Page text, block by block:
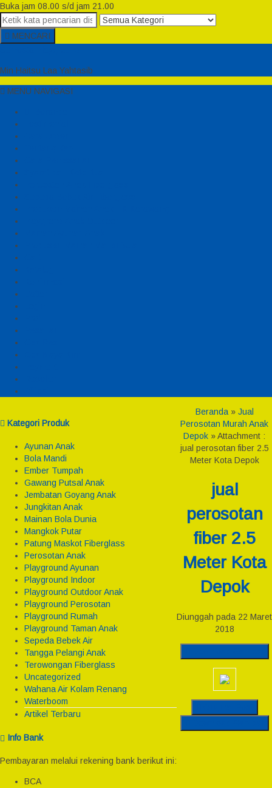
Buka jam 08.00 s/d jam 21.00
MENCARI
Min Haitsu Laa Yahtasib
MENU NAVIGASI
Kategori Produk
Ayunan Anak
Bola Mandi
Ember Tumpah
Gawang Putsal Anak
Jembatan Goyang Anak
Jungkitan Anak
Mainan Bola Dunia
Mangkok Putar
Patung Maskot Fiberglass
Perosotan Anak
Playground Ayunan
Playground Indoor
Playground Outdoor Anak
Playground Perosotan
Playground Rumah
Playground Taman Anak
Sepeda Bebek Air
Tangga Pelangi Anak
Terowongan Fiberglass
Uncategorized
Wahana Air Kolam Renang
Waterboom
Artikel Terbaru
Info Bank
Pembayaran melalui rekening bank berikut ini:
BCA
Beranda» Jual
Perosotan Murah Anak
Depok » Attachment :
jual perosotan fiber 2.5
Meter Kota Depok
jual
perosotan
fiber 2.5
Meter Kota
Depok
Diunggah pada 22 Maret
2018